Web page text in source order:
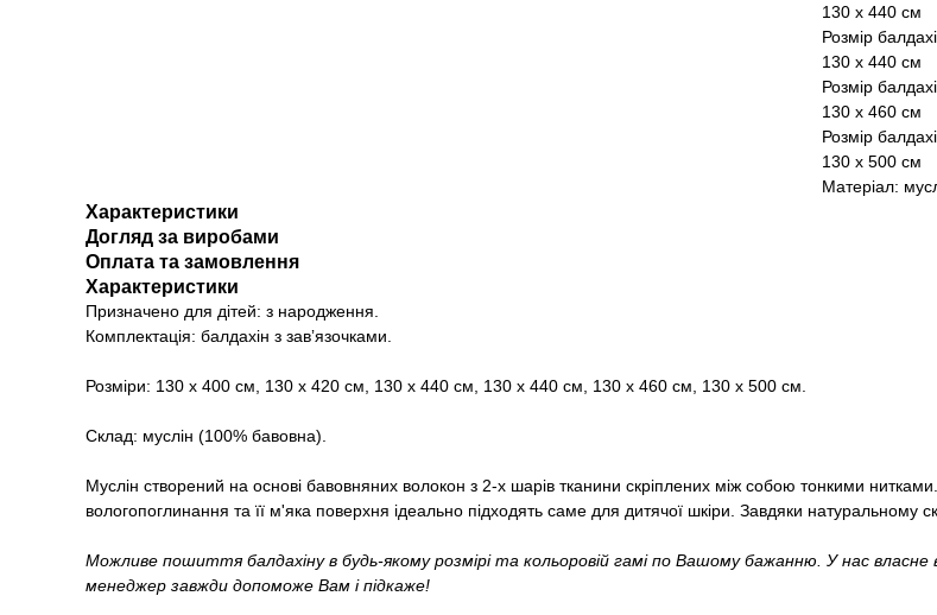
130 х 440 см
Розмір
130 х 440 см
Розмір
130 х 460 см
Розмір
130 х 500 см
Матеріал:
Характеристики
Догляд за виробами
Оплата та замовлення
Характеристики
Призначено для дітей: з народження.
Комплектація: балдахін з завʼязочками.
Розміри: 130 х 400 см, 130 х 420 см, 130 х 440 см, 130 х 440 см, 130 х 460 см, 130 х 500 см.
Склад: муслін (100% бавовна).
Муслін створений на основі бавовняних волокон з 2-х шарів тканини скріплених між собою тонкими
вологопоглинання та її м'яка поверхня ідеально підходять саме для дитячої шкіри. Завдяки натуральному
Можливе пошиття балдахіну в будь-якому розмірі та кольоровій гамі по Вашому бажанню. У нас
менеджер завжди допоможе Вам і підкаже!